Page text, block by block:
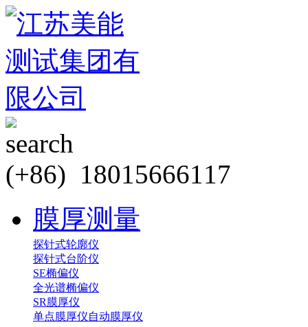
(+86) 18015666117
膜厚测量
探针式轮廓仪
探针式台阶仪
SE椭偏仪
全光谱椭偏仪
SR膜厚仪
单点膜厚仪自动膜厚仪